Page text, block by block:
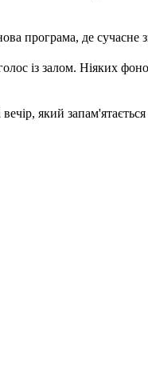
програма, де сучасне
із залом. Ніяких
який